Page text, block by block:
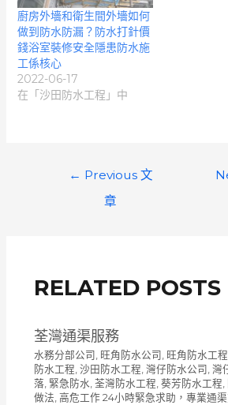
廚房外墻和衛生間外墻如何
做到防水防漏？防水打針價
錢浴室裝修安全隱患防水施
工係核心
2022-06-17
在「沙田防水工程」中
← Previous 文
章
RELATED POSTS
荃灣通渠服務
水務分部公司 , 旺角防水公司 , 旺角防水工程
防水工程, 沙田防水工程, 灣仔防水公司 , 灣
落, 緊急防水, 荃灣防水工程, 葵芳防水工程,
做法, 高危工作 24小時緊急求助，專業通